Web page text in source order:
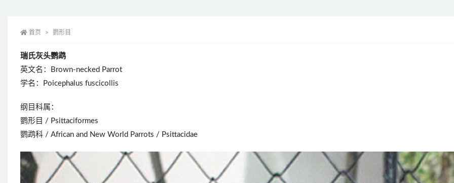
首页 鹦形目
瑞氏灰头鹦鹉
英文名：Brown-necked Parrot
学名：Poicephalus fuscicollis
纲目科属：
鹦形目 / Psittaciformes
鹦鹉科 / African and New World Parrots / Psittacidae